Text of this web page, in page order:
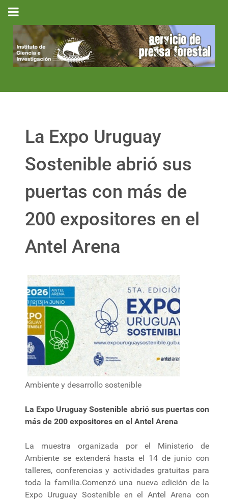
La Expo Uruguay
Sostenible abrió sus
puertas con más de
200 expositores en el
Antel Arena
Ambiente y desarrollo sostenible
La Expo Uruguay Sostenible abrió sus puertas con
más de 200 expositores en el Antel Arena
La muestra organizada por el Ministerio de
Ambiente se extenderá hasta el 14 de junio con
talleres, conferencias y actividades gratuitas para
toda la familia.Comenzó una nueva edición de la
Expo Uruguay Sostenible en el Antel Arena con